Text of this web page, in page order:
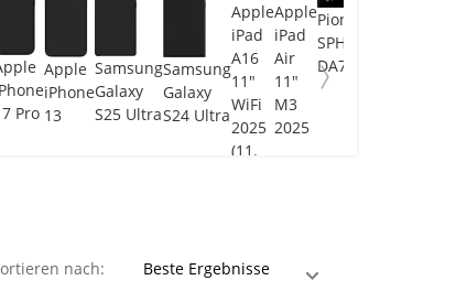
Pro
Apple
iPhone
13
Samsung
Galaxy
S25 Ultra
Samsung
Galaxy
S24 Ultra
Apple
iPad
A16
11"
WiFi
2025
(11.
Apple
iPad
Air
11"
M3
2025
Pioneer
SPH-
DA77DAB
nach: